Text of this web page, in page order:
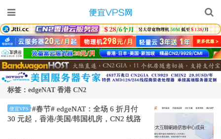
标签：edgeNAT 香港 CN2
便宜VPS
#春节# edgeNAT：全场 6 折月付
30 元起，香港/美国/韩国机房，CN2 线路